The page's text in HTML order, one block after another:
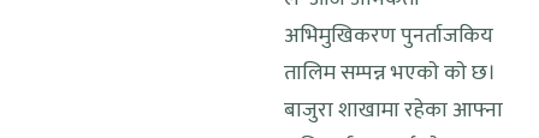
अभिमुखिकरण पुनर्ताजकिय
तालिम सम्पन्न भएकाे काे छ।
बाजुरा शाखामा रहेका आफ्ना